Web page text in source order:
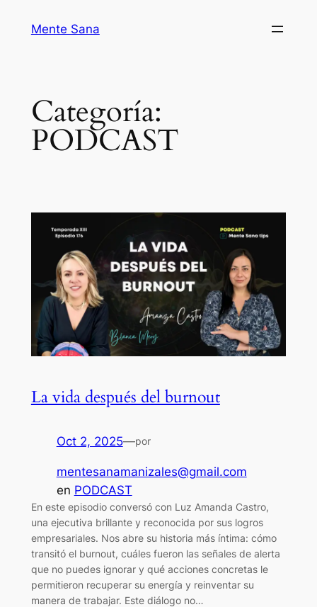
Mente Sana
Categoría:
PODCAST
La vida después del burnout
Oct 2, 2025—por
mentesanamanizales@gmail.com
en PODCAST
En este episodio conversó con Luz Amanda Castro,
una ejecutiva brillante y reconocida por sus logros
empresariales. Nos abre su historia más íntima: cómo
transitó el burnout, cuáles fueron las señales de alerta
que no puedes ignorar y qué acciones concretas le
permitieron recuperar su energía y reinventar su
manera de trabajar. Este diálogo no…